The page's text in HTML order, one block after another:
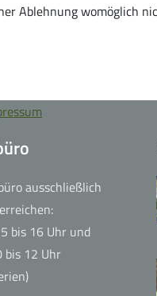
ausschließlich
bis 16 Uhr und
bis 12 Uhr
Ablehnung